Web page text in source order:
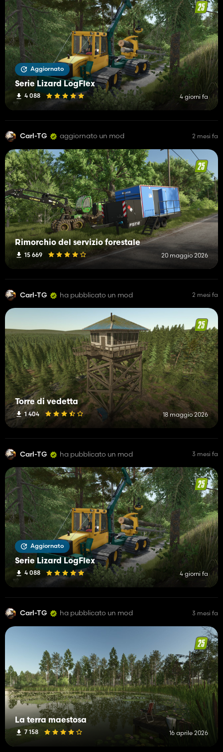
Aggiornato
Serie Lizard LogFlex
4 088 4 giorni fa
Carl-TG aggiornato un mod 2 mesi fa
Rimorchio del servizio forestale
15 669 20 maggio 2026
Carl-TG ha pubblicato un mod 2 mesi fa
Torre di vedetta
1 404 18 maggio 2026
Carl-TG ha pubblicato un mod 3 mesi fa
Aggiornato
Serie Lizard LogFlex
4 088 4 giorni fa
Carl-TG ha pubblicato un mod 3 mesi fa
La terra maestosa
7 158 16 aprile 2026